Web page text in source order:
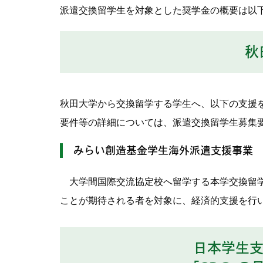
派遣交換留学生を対象とした奨学金の概要は以
秋
秋田大学から交換留学する学生へ、以下の支援
要件等の詳細については、派遣交換留学生募集
みらい創造基金学生海外派遣支援事業
大学間国際交流協定校へ留学する本学交換留
ことが期待される者を対象に、経済的支援を行
日本学生